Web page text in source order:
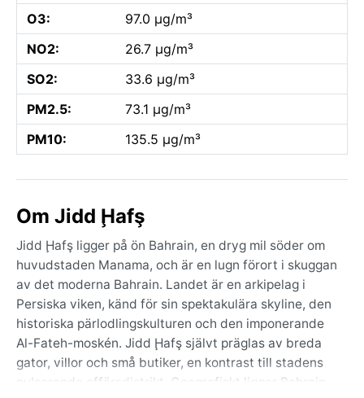
O3:
97.0 µg/m³
NO2:
26.7 µg/m³
SO2:
33.6 µg/m³
PM2.5:
73.1 µg/m³
PM10:
135.5 µg/m³
Om Jidd Ḩafş
Jidd Ḩafş ligger på ön Bahrain, en dryg mil söder om
huvudstaden Manama, och är en lugn förort i skuggan
av det moderna Bahrain. Landet är en arkipelag i
Persiska viken, känd för sin spektakulära skyline, den
historiska pärlodlingskulturen och den imponerande
Al-Fateh-moskén. Jidd Ḩafş självt präglas av breda
gator, villor och små butiker, en kontrast till stadens
pulserande affärsdistrikt. Geografiskt ligger Bahrain